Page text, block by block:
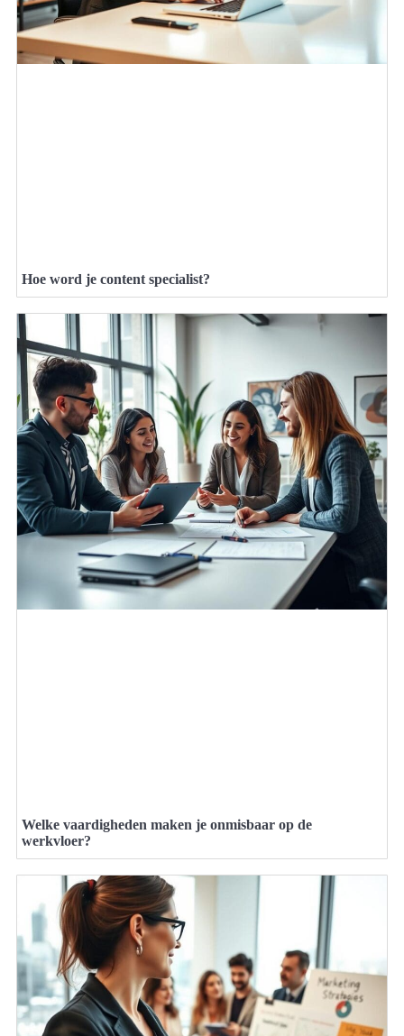
Hoe word je content specialist?
Welke vaardigheden maken je onmisbaar op de
werkvloer?